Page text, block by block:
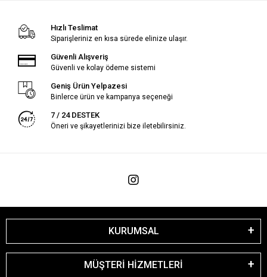
Hızlı Teslimat
Siparişleriniz en kısa sürede elinize ulaşır.
Güvenli Alışveriş
Güvenli ve kolay ödeme sistemi
Geniş Ürün Yelpazesi
Binlerce ürün ve kampanya seçeneği
7 / 24 DESTEK
Öneri ve şikayetlerinizi bize iletebilirsiniz.
KURUMSAL
MÜŞTERİ HİZMETLERİ